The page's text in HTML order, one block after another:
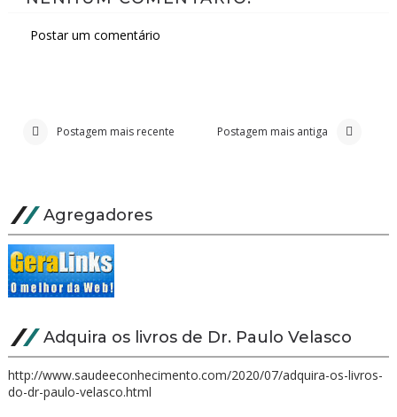
Postar um comentário
Postagem mais recente Postagem mais antiga
Agregadores
Adquira os livros de Dr. Paulo Velasco
http://www.saudeeconhecimento.com/2020/07/adquira-os-livros-
do-dr-paulo-velasco.html